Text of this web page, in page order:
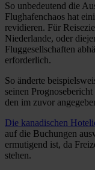
So unbedeutend die
Flughafenchaos hat
revidieren. Für
Niederlande, oder
Fluggesellschaften
erforderlich.
So änderte
seinen
den im zuvor
Die kanadischen
auf die Buchungen
ermutigend ist, da
stehen.